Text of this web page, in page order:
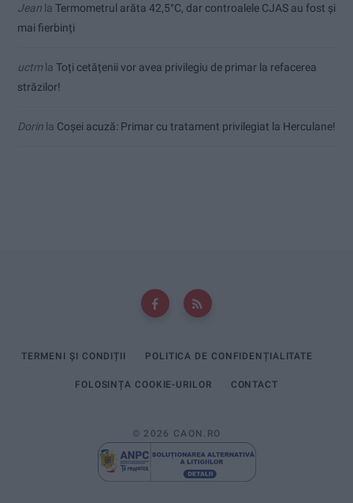
Jean la Termometrul arăta 42,5°C, dar controalele CJAS au fost și
mai fierbinți
uctmla Toți cetățenii vor avea privilegiu de primar la refacerea
străzilor!
Dorin la Coșei acuză: Primar cu tratament privilegiat la Herculane!
TERMENI ȘI CONDIȚII POLITICA DE CONFIDENȚIALITATE
FOLOSINȚA COOKIE-URILOR CONTACT
© 2026 CAON.RO